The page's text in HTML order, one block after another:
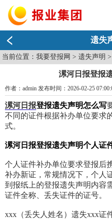
遗失
当前位置：我要登报网 >遗失声明 >
漯河日报登报
作者：admin 发布时间：2026-02-25
漯河日报登报遗失声明怎么写
不同的证件根据补办单位要求
式。
漯河日报登报遗失声明个人证
个人证件补办单位要求登报后
补办新证，常规情况下，个人
到报纸上的登报遗失声明内容
证件全称、丢失证件的证号。
xxx（丢失人姓名）遗失xxx证